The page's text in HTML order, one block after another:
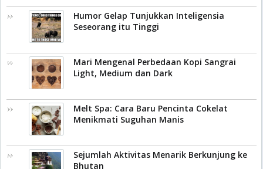
Humor Gelap Tunjukkan Inteligensia
Seseorang itu Tinggi
Mari Mengenal Perbedaan Kopi Sangrai
Light, Medium dan Dark
Melt Spa: Cara Baru Pencinta Cokelat
Menikmati Suguhan Manis
Sejumlah Aktivitas Menarik Berkunjung ke
Bhutan